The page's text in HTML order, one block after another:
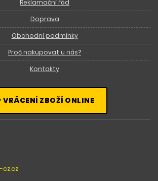
Reklamační řád
Doprava
Obchodní podmínky
Proč nakupovat u nás?
Kontakty
ZBOŽÍ ONLINE